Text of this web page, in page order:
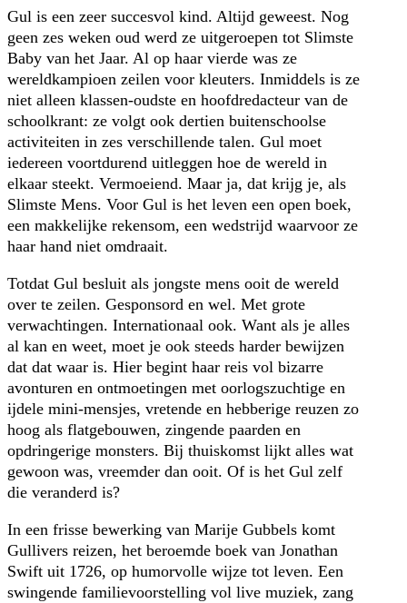
Gul is een zeer succesvol kind. Altijd geweest. Nog
geen zes weken oud werd ze uitgeroepen tot Slimste
Baby van het Jaar. Al op haar vierde was ze
wereldkampioen zeilen voor kleuters. Inmiddels is ze
niet alleen klassen-oudste en hoofdredacteur van de
schoolkrant: ze volgt ook dertien buitenschoolse
activiteiten in zes verschillende talen. Gul moet
iedereen voortdurend uitleggen hoe de wereld in
elkaar steekt. Vermoeiend. Maar ja, dat krijg je, als
Slimste Mens. Voor Gul is het leven een open boek,
een makkelijke rekensom, een wedstrijd waarvoor ze
haar hand niet omdraait.
Totdat Gul besluit als jongste mens ooit de wereld
over te zeilen. Gesponsord en wel. Met grote
verwachtingen. Internationaal ook. Want als je alles
al kan en weet, moet je ook steeds harder bewijzen
dat dat waar is. Hier begint haar reis vol bizarre
avonturen en ontmoetingen met oorlogszuchtige en
ijdele mini-mensjes, vretende en hebberige reuzen zo
hoog als flatgebouwen, zingende paarden en
opdringerige monsters. Bij thuiskomst lijkt alles wat
gewoon was, vreemder dan ooit. Of is het Gul zelf
die veranderd is?
In een frisse bewerking van Marije Gubbels komt
Gullivers reizen, het beroemde boek van Jonathan
Swift uit 1726, op humorvolle wijze tot leven. Een
swingende familievoorstelling vol live muziek, zang